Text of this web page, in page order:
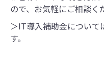
ので、お気軽にご相談く
＞IT導入補助金について
す。